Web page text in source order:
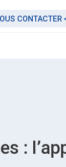
CONTACTER
: